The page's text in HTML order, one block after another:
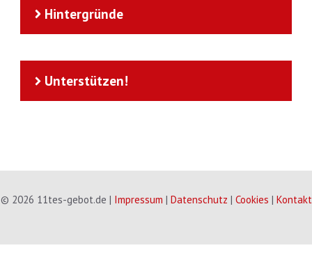
Hintergründe
Unterstützen!
© 2026 11tes-gebot.de | Impressum | Datenschutz | Cookies | Kontakt